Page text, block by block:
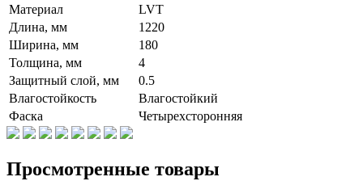
Материал
LVT
Длина, мм
1220
Ширина, мм
180
Толщина, мм
4
Защитный слой, мм
0.5
Влагостойкость
Влагостойкий
Фаска
Четырехсторонняя
Просмотренные товары